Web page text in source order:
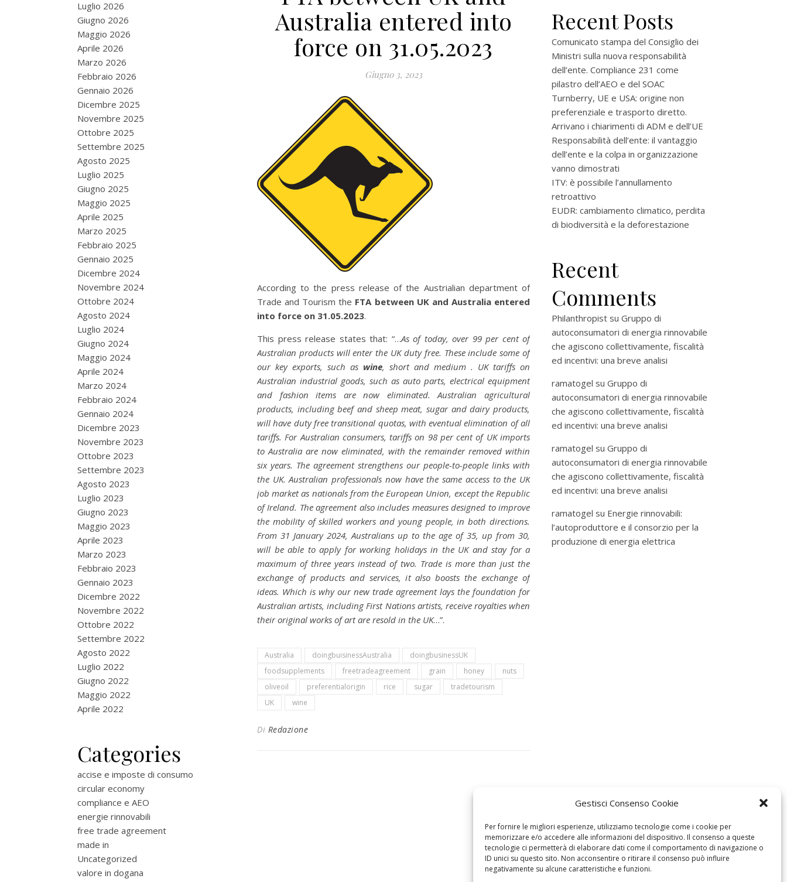
Gestisci Consenso Cookie
Per fornire le migliori esperienze, utilizziamo tecnologie come i cookie per
memorizzare e/o accedere alle informazioni del dispositivo. Il consenso a queste
tecnologie ci permetterà di elaborare dati come il comportamento di navigazione o
ID unici su questo sito. Non acconsentire o ritirare il consenso può influire
negativamente su alcune caratteristiche e funzioni.
Luglio 2026
Giugno 2026
Maggio 2026
Aprile 2026
Marzo 2026
Febbraio 2026
Gennaio 2026
Dicembre 2025
Novembre 2025
Ottobre 2025
Settembre 2025
Agosto 2025
Luglio 2025
Giugno 2025
Maggio 2025
Aprile 2025
Marzo 2025
Febbraio 2025
Gennaio 2025
Dicembre 2024
Novembre 2024
Ottobre 2024
Agosto 2024
Luglio 2024
Giugno 2024
Maggio 2024
Aprile 2024
Marzo 2024
Febbraio 2024
Gennaio 2024
Dicembre 2023
Novembre 2023
Ottobre 2023
Settembre 2023
Agosto 2023
Luglio 2023
Giugno 2023
Maggio 2023
Aprile 2023
Marzo 2023
Febbraio 2023
Gennaio 2023
Dicembre 2022
Novembre 2022
Ottobre 2022
Settembre 2022
Agosto 2022
Luglio 2022
Giugno 2022
Maggio 2022
Aprile 2022
Categories
accise e imposte di consumo
circular economy
compliance e AEO
energie rinnovabili
free trade agreement
made in
Uncategorized
valore in dogana
Australia entered into
force on 31.05.2023
Giugno 3, 2023
According to the press release of the Austrialian department of
Trade and Tourism the FTA between UK and Australia entered
into force on 31.05.2023.
This press release states that: “…As of today, over99 per cent of
Australian products will enter the UK duty free. These include some of
our key exports, such as wine, short and medium . UK tariffs on
Australian industrial goods, such as auto parts, electrical equipment
and fashion items are now eliminated. Australian agricultural
products, including beef and sheep meat, sugar and dairy products,
will have duty free transitional quotas, with eventual elimination of all
tariffs. For Australian consumers, tariffs on 98 per cent of UK imports
to Australia are now eliminated, with the remainder removed within
six years. The agreement strengthens our people-to-people links with
the UK. Australian professionals now have the same access to the UK
job market as nationals from the European Union, except the Republic
of Ireland. The agreement also includes measures designed to improve
the mobility of skilled workers and young people, in both directions.
From 31 January 2024, Australians up to the age of 35, up from 30,
will be able to apply for working holidays in the UK and stay for a
maximum of three years instead of two. Trade is more than just the
exchange of products and services, it also boosts the exchange of
ideas. Which is why our new trade agreement lays the foundation for
Australian artists, including First Nations artists, receive royalties when
their original works of art are resold in the UK…”.
Australia doingbuisinessAustralia
doingbusinessUK
foodsupplements
freetradeagreement grain honey
nuts
oliveoil
preferentialorigin rice sugar
tradetourism
UK
wine
Di Redazione
Recent Posts
Comunicato stampa del Consiglio dei
Ministri sulla nuova responsabilità
dell’ente. Compliance 231 come
pilastro dell’AEO e del SOAC
Turnberry, UE e USA: origine non
preferenziale e trasporto diretto.
Arrivano i chiarimenti di ADM e dell’UE
Responsabilità dell’ente: il vantaggio
dell’ente e la colpa in organizzazione
vanno dimostrati
ITV: è possibile l’annullamento
retroattivo
EUDR: cambiamento climatico, perdita
di biodiversità e la deforestazione
Recent
Comments
Philanthropist su Gruppo di
autoconsumatori di energia rinnovabile
che agiscono collettivamente, fiscalità
ed incentivi: una breve analisi
ramatogel su Gruppo di
autoconsumatori di energia rinnovabile
che agiscono collettivamente, fiscalità
ed incentivi: una breve analisi
ramatogel su Gruppo di
autoconsumatori di energia rinnovabile
che agiscono collettivamente, fiscalità
ed incentivi: una breve analisi
ramatogel su Energie rinnovabili:
l’autoproduttore e il consorzio per la
produzione di energia elettrica